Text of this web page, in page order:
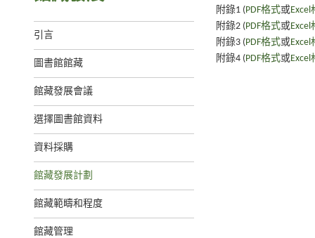
引言
圖書館館藏
館藏發展會議
選擇圖書館資料
資料採購
館藏發展計劃
館藏範疇和程度
館藏管理
附錄1 (PDF格式或Excel
附錄2 (PDF格式或Excel
附錄3 (PDF格式或Excel
附錄4 (PDF格式或Excel